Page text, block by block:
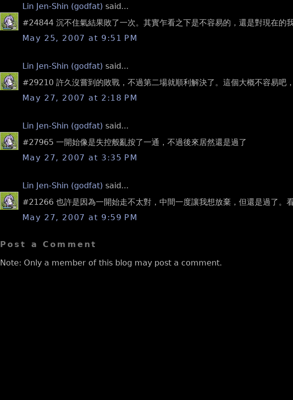
Lin Jen-Shin (godfat) said...
#24844 沉不住氣結果敗了一次。其實乍看之下是不容易的，還是對現在的
May 25, 2007 at 9:51 PM
Lin Jen-Shin (godfat) said...
#29210 許久沒嘗到的敗戰，不過第二場就順利解決了。這個大概不容易吧
May 27, 2007 at 2:18 PM
Lin Jen-Shin (godfat) said...
#27965 一開始像是失控般亂按了一通，不過後來居然還是過了
May 27, 2007 at 3:35 PM
Lin Jen-Shin (godfat) said...
#21266 也許是因為一開始走不太對，中間一度讓我想放棄，但還是過了。
May 27, 2007 at 9:59 PM
Post a Comment
Note: Only a member of this blog may post a comment.